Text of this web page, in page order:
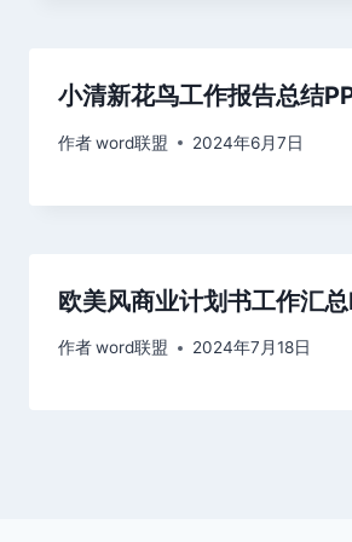
小清新花鸟工作报告总结
作者word联盟 2024年6月7日
欧美风商业计划书工作汇
作者word联盟 2024年7月18日